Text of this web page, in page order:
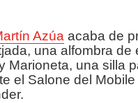
Azúa acaba de
una alfombra de
Marioneta, una silla
el Salone del